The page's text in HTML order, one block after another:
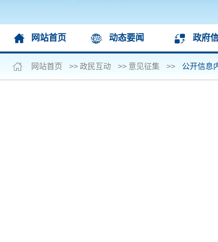
网站首页 动态要闻 政府
网站首页 >> 政民互动 >> 意见征集 >> 公开信息